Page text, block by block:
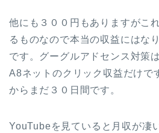
他にも３００円もありますがこ
るものなので本当の収益にはな
です。グーグルアドセンス対策
A8ネットのクリック収益だけで
からまだ３０日間です。
YouTubeを見ていると月収が凄